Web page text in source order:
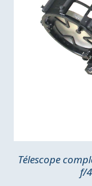
Télescope
f/